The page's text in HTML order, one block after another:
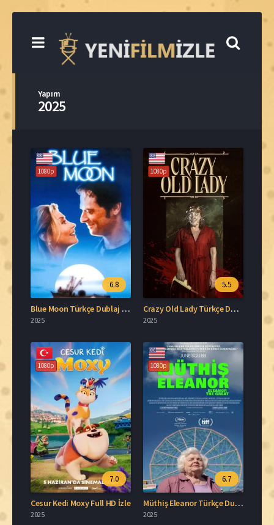
Yapım
2025
1080p
6.8
Blue Moon Türkçe Dublaj İzle
2025
1080p
5.5
Crazy Old Lady Türkçe Dublaj İzle
2025
1080p
7.0
Cesur Kedi Moxy Full HD İzle
2025
1080p
6.7
Müthiş Eleanor Türkçe Dublaj İzle
2025